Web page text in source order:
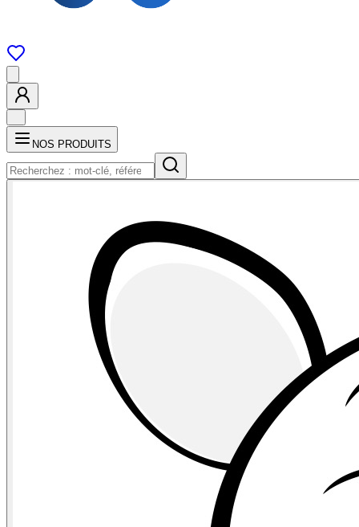
NOS PRODUITS